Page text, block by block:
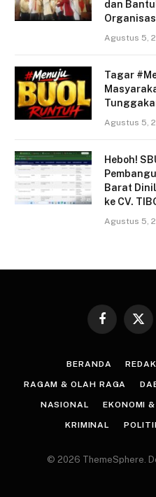
dan
Agustus 5,
Tagar
Agustus 5,
Heboh!
Barat
ke CV.
Agustus 5,
Facebook
X
BERANDA
RAGAM & OLAH RAGA
NASIONAL EKONOMI
KRIMINAL
© 2026 ThemeSphere.